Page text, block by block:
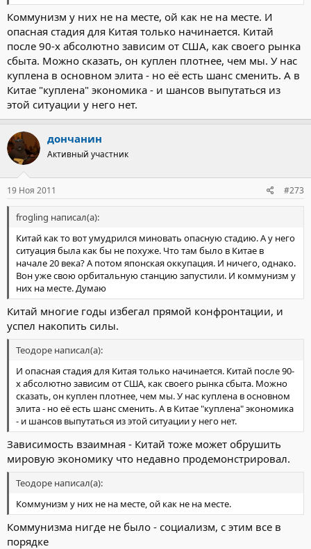
Коммунизм у них не на месте, ой как не на месте. И
опасная стадия для Китая только начинается. Китай
после 90-х абсолютно зависим от США, как своего рынка
сбыта. Можно сказать, он куплен плотнее, чем мы. У нас
куплена в основном элита - но её есть шанс сменить. А в
Китае "куплена" экономика - и шансов выпутаться из
этой ситуации у него нет.
дончанин
Активный участник
19 Ноя 2011 #273
frogling написал(а):
Китай как то вот умудрился миновать опасную стадию. А у него
ситуация была как бы не похуже. Что там было в Китае в
начале 20 века? А потом японская оккупация. И ничего, однако.
Вон уже свою орбитальную станцию запустили. И коммунизм у
них на месте. Думаю
Китай многие годы избегал прямой конфронтации, и
успел накопить силы.
Теодоре написал(а):
И опасная стадия для Китая только начинается. Китай после 90-
х абсолютно зависим от США, как своего рынка сбыта. Можно
сказать, он куплен плотнее, чем мы. У нас куплена в основном
элита - но её есть шанс сменить. А в Китае "куплена" экономика
- и шансов выпутаться из этой ситуации у него нет.
Зависимость взаимная - Китай тоже может обрушить
мировую экономику что недавно продемонстрировал.
Теодоре написал(а):
Коммунизм у них не на месте, ой как не на месте.
Коммунизма нигде не было - социализм, с этим все в
порядке